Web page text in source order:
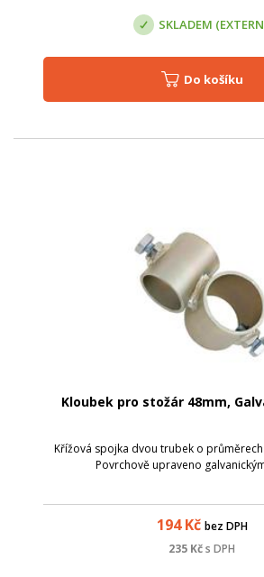
SKLADEM
Do košíku
Kloubek pro stožár 48mm,
Křížová spojka dvou trubek o
Povrchově upraveno
194Kč bez DPH
235 Kčs DPH